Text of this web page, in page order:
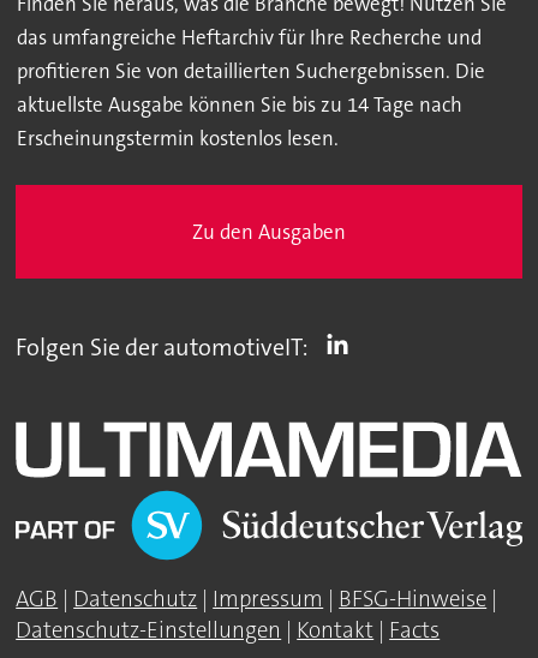
das umfangreiche Heftarchiv für Ihre Recherche und
profitieren Sie von detaillierten Suchergebnissen. Die
aktuellste Ausgabe können Sie bis zu 14 Tage nach
Erscheinungstermin kostenlos lesen.
Zu den Ausgaben
Folgen Sie der automotiveIT:
AGB | Datenschutz | Impressum | BFSG-Hinweise |
Datenschutz-Einstellungen | Kontakt | Facts